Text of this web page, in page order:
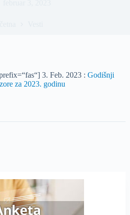
3. Feb. 2023 : Godišnji
za 2023. godinu